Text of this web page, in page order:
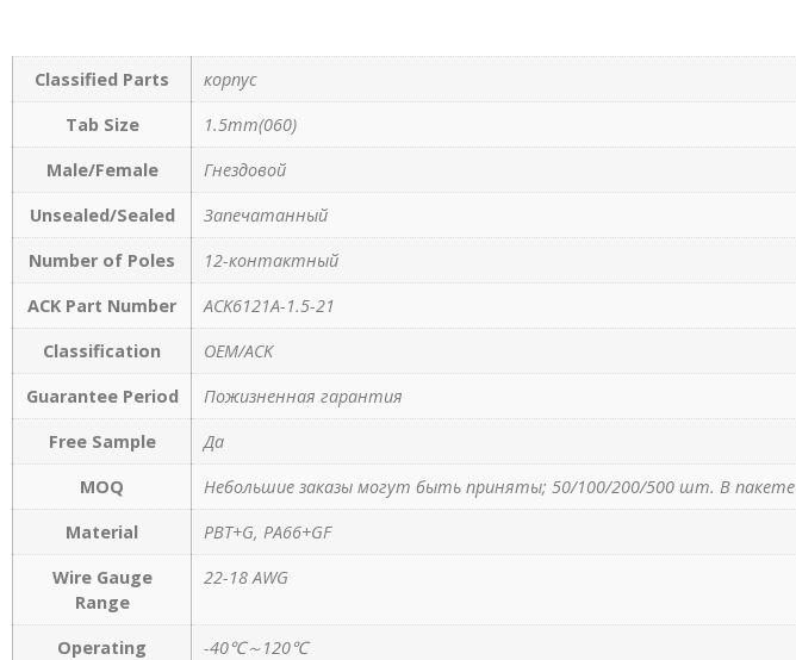
Classified Parts
корпус
Tab Size
1.5mm(060)
Male/Female
Гнездовой
Unsealed/Sealed
Запечатанный
Number of Poles
12-контактный
ACK Part Number
ACK6121A-1.5-21
Classification
OEM/ACK
Guarantee Period
Пожизненная гарантия
Free Sample
Да
MOQ
Небольшие заказы могут быть приняты; 50/100/200/500 шт. В пакете
Material
PBT+G, PA66+GF
Wire Gauge
Range
22-18 AWG
Operating
-40℃～120℃